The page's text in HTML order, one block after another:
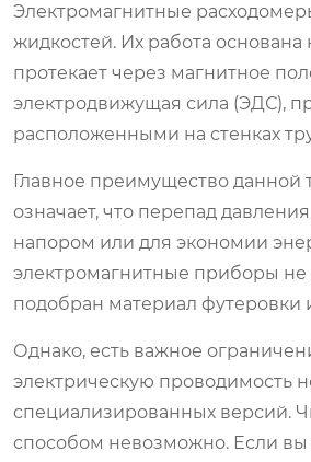
Электромагнитные
жидкостей. Их работа
протекает через магнитное
электродвижущая сила (ЭДС),
расположенными на стенках
Главное преимущество данной
означает, что перепад
напором или для экономии
электромагнитные приборы не
подобран материал футеровки
Однако, есть важное
электрическую проводимость
специализированных версий.
способом невозможно. Если вы